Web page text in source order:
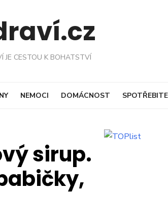
JE CESTOU K BOHATSTVÍ
NEMOCI DOMÁCNOST
sirup.